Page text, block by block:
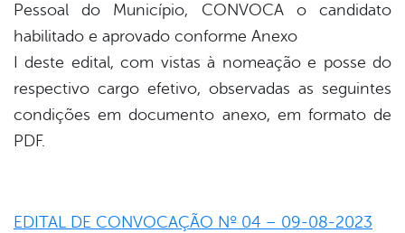
Pessoal
do Município, CONVOCA o
candidato
habilitado e aprovado conforme Anexo
I deste edital, com vistas à nomeação e posse do
respectivo cargo efetivo, observadas as seguintes
condições em documento anexo, em formato de
PDF.
EDITAL DE CONVOCAÇÃO Nº 04 – 09-08-2023